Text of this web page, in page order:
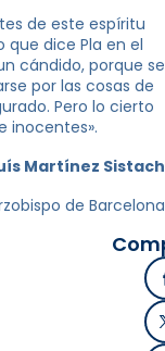
de este espíritu
que dice Pla en el
cándido, porque se
por las cosas de
Pero lo cierto
inocentes».
Martínez Sistach
de Barcelona